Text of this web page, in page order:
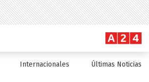
Internacionales Últimas Noticias